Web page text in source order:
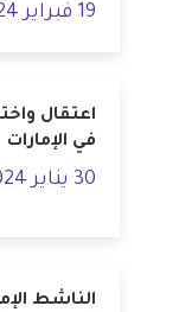
19 فبراير 2024
اعتقال
في الإمارات
30 يناير 2024
الناشط